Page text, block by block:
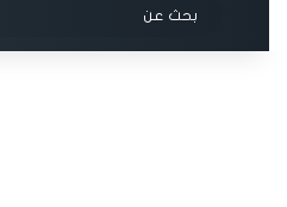
الوضع المظلم